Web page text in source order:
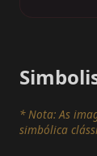
* Nota: As
simbólica